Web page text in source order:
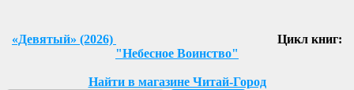
«Девятый» (2026)
Цикл книг:
"Небесное Воинство"
Найти в магазине Читай-Город